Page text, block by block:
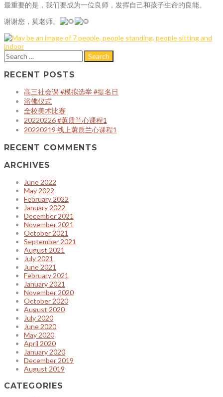
最重要的是，我们要成为一位良师，发挥自己和孩子生命的良能。
谢谢您，莫老师。
RECENT POSTS
高三社会课 #模拟选举 #提名日
浴佛仪式
全校美术比赛
20220226 #蕙质兰心课程1
20220219 线上蕙质兰心课程1
RECENT COMMENTS
ARCHIVES
June 2022
May 2022
February 2022
January 2022
December 2021
November 2021
October 2021
September 2021
August 2021
July 2021
June 2021
February 2021
January 2021
November 2020
October 2020
August 2020
July 2020
June 2020
May 2020
April 2020
January 2020
December 2019
August 2019
CATEGORIES